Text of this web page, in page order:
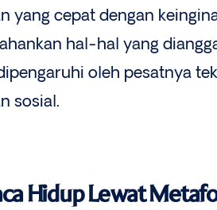
yang cepat dengan
hal-hal yang
oleh pesatnya
sosial.
Hidup Lewat